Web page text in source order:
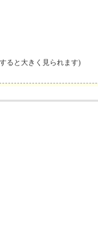
ると大きく見られます)